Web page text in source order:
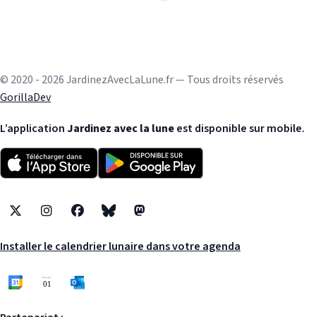
© 2020 - 2026 JardinezAvecLaLune.fr — Tous droits réservés
GorillaDev
L’application Jardinez avec la luneest disponible sur mobile.
X InstagramFacebookBlueskyMastodon
Installer le calendrier lunaire dans votre agenda